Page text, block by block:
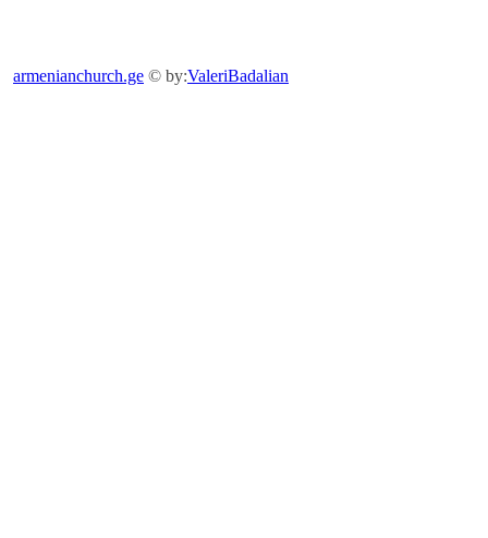
armenianchurch.ge © by:ValeriBadalian